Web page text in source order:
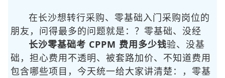
在长沙想转行采购、零基础入门采购岗位的
朋友，问得最多的问题就是：
长沙零基础考 CPPM 费用多少钱
？零基础、没经
验、没基
础，担心费用不透明、被套路加价、不知道费用
包含哪些项目，今天统一给大家讲清楚：
，零基